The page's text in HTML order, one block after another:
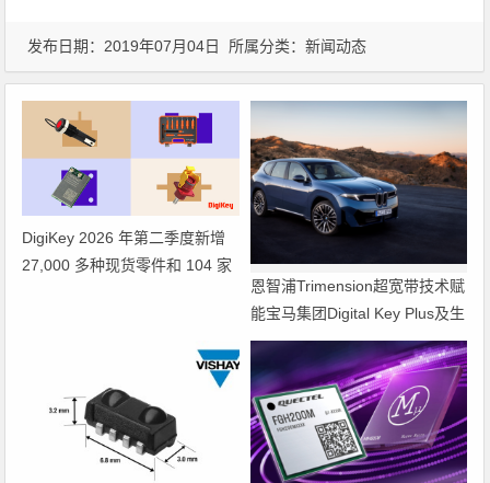
发布日期：2019年07月04日 所属分类：新闻动态
DigiKey 2026 年第二季度新增
27,000 多种现货零件和 104 家
恩智浦Trimension超宽带技术赋
能宝马集团Digital Key Plus及生
命体存在检测功能